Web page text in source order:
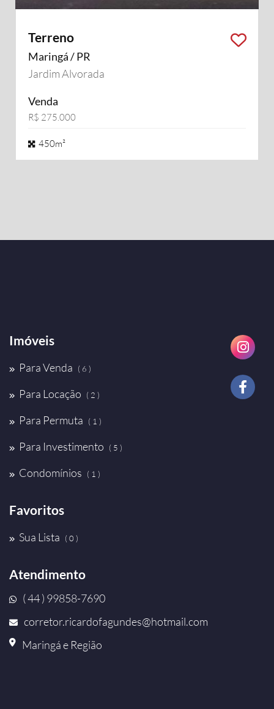
Terreno
Maringá / PR
Jardim Alvorada
Venda
R$ 275.000
450m²
Imóveis
Para Venda ( 6 )
Para Locação ( 2 )
Para Permuta ( 1 )
Para Investimento ( 5 )
Condomínios ( 1 )
Favoritos
Sua Lista ( 0 )
Atendimento
( 44 ) 99858-7690
corretor.ricardofagundes@hotmail.com
Maringá e Região